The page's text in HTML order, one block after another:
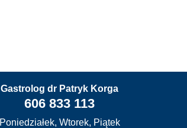
Gastrolog dr Patryk Korga
606 833 113
Poniedziałek, Wtorek, Piątek